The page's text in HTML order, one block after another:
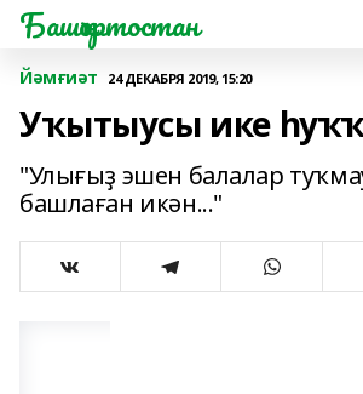
Башҡортостан
Йәмғиәт 24 ДЕКАБРЯ 2019, 15:20
Уҡытыусы ике
"Улығыҙ эшен балалар
башлаған икән..."